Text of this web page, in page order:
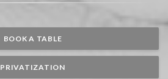
BOOK A TABLE
PRIVATIZATION